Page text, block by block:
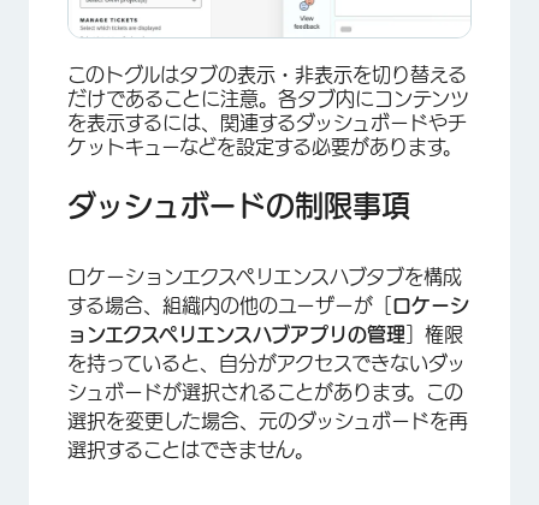
×
このトグルはタブの表示・非表示を切り替える
だけであることに注意。各タブ内にコンテンツ
を表示するには、関連するダッシュボードやチ
ケットキューなどを設定する必要があります。
ダッシュボードの制限事項
ロケーションエクスペリエンスハブタブを構成
する場合、組織内の他のユーザーが［ ロケーシ
ョンエクスペリエンスハブアプリの管理 ］権限
を持っていると、自分がアクセスできないダッ
シュボードが選択されることがあります。この
選択を変更した場合、元のダッシュボードを再
選択することはできません。